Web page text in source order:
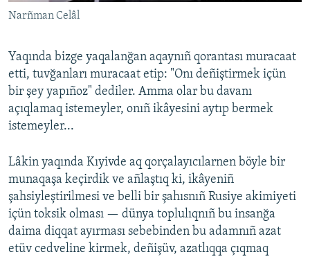
Narñman Celâl
Yaqında bizge yaqalanğan aqaynıñ qorantası muracaat
etti, tuvğanları muracaat etip: "Onı deñiştirmek içün
bir şey yapıñoz" dediler. Amma olar bu davanı
açıqlamaq istemeyler, onıñ ikâyesini aytıp bermek
istemeyler...
Lâkin yaqında Kıyivde aq qorçalayıcılarnen böyle bir
munaqaşa keçirdik ve añlaştıq ki, ikâyeniñ
şahsiyleştirilmesi ve belli bir şahısnıñ Rusiye akimiyeti
içün toksik olması — dünya toplulıqnıñ bu insanğa
daima diqqat ayırması sebebinden bu adamnıñ azat
etüv cedveline kirmek, deñişüv, azatlıqqa çıqmaq